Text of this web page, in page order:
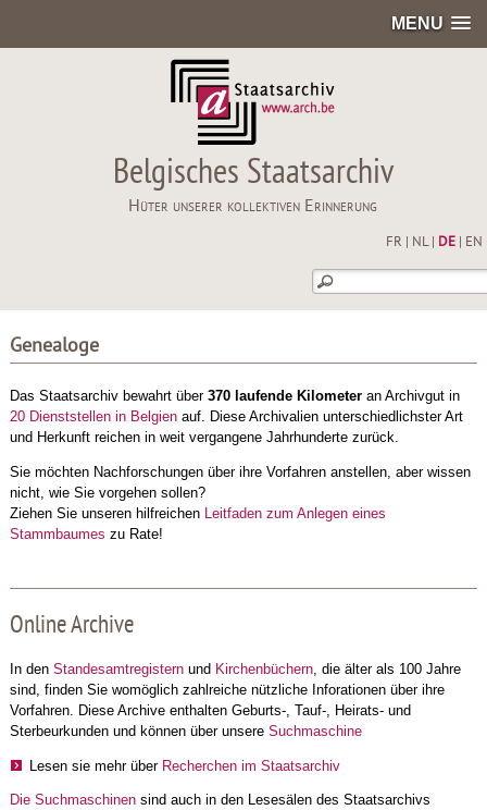
MENU
Belgisches Staatsarchiv
Hüter unserer kollektiven Erinnerung
FR NL| DE| EN
Genealoge
Das Staatsarchiv bewahrt über 370 laufende Kilometeran Archivgut in
20 Dienststellen in Belgienauf. Diese Archivalien unterschiedlichster Art
und Herkunft reichen in weit vergangene Jahrhunderte zurück.
Sie möchten Nachforschungen über ihre Vorfahren anstellen, aber wissen
nicht, wie Sie vorgehen sollen?
Ziehen Sie unseren hilfreichen
Leitfaden zum Anlegen eines
Stammbaumes zu Rate!
Online Archive
In den Standesamtregisternund Kirchenbüchern, die älter als 100 Jahre
sind, finden Sie womöglich zahlreiche nützliche Inforationen über ihre
Vorfahren. Diese Archive enthalten Geburts-, Tauf-, Heirats- und
Sterbeurkunden und können über unsere Suchmaschine
Lesen sie mehr über Recherchen im Staatsarchiv
Die Suchmaschinensind auch in den Lesesälen des Staatsarchivs